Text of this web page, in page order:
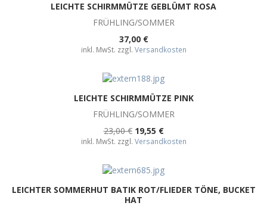
LEICHTE SCHIRMMÜTZE GEBLÜMT ROSA
FRÜHLING/SOMMER
37,00 €
inkl. MwSt. zzgl. Versandkosten
LEICHTE SCHIRMMÜTZE PINK
FRÜHLING/SOMMER
23,00 € 19,55 €
inkl. MwSt. zzgl. Versandkosten
LEICHTER SOMMERHUT BATIK ROT/FLIEDER TÖNE, BUCKET
HAT